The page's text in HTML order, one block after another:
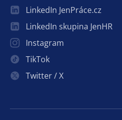
LinkedIn JenPráce.cz
LinkedIn skupina JenHR
Instagram
TikTok
Twitter / X